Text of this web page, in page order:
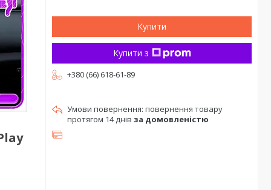
Купити
Купити з
+380 (66) 618-61-89
повернення товару
протягом 14 днів за домовленістю